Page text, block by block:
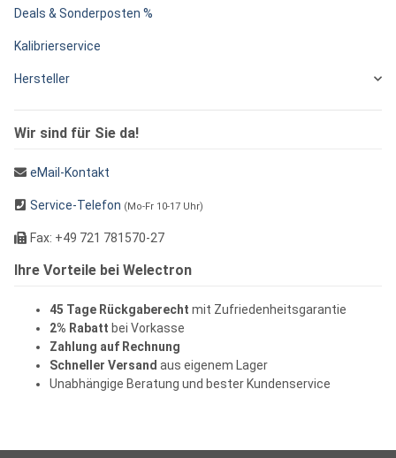
Deals & Sonderposten %
Kalibrierservice
Hersteller
Wir sind für Sie da!
eMail-Kontakt
Service-Telefon (Mo-Fr 10-17 Uhr)
Fax: +49 721 781570-27
Ihre Vorteile bei Welectron
45 Tage Rückgaberecht mit Zufriedenheitsgarantie
2% Rabatt bei Vorkasse
Zahlung auf Rechnung
Schneller Versand aus eigenem Lager
Unabhängige Beratung und bester Kundenservice